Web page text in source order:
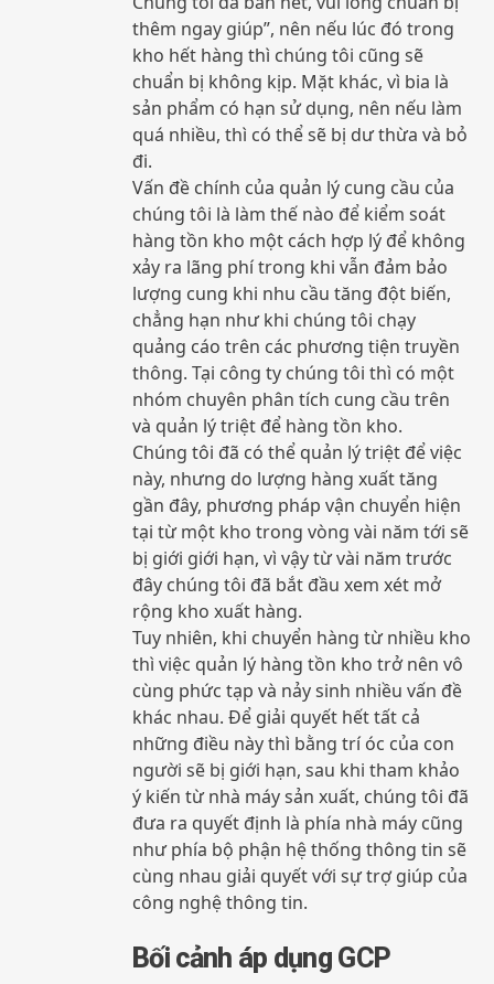
thêm ngay giúp”, nên nếu lúc đó trong
kho hết hàng thì chúng tôi cũng sẽ
chuẩn bị không kịp. Mặt khác, vì bia là
sản phẩm có hạn sử dụng, nên nếu làm
quá nhiều, thì có thể sẽ bị dư thừa và bỏ
đi.
Vấn đề chính của quản lý cung cầu của
chúng tôi là làm thế nào để kiểm soát
hàng tồn kho một cách hợp lý để không
xảy ra lãng phí trong khi vẫn đảm bảo
lượng cung khi nhu cầu tăng đột biến,
chẳng hạn như khi chúng tôi chạy
quảng cáo trên các phương tiện truyền
thông. Tại công ty chúng tôi thì có một
nhóm chuyên phân tích cung cầu trên
và quản lý triệt để hàng tồn kho.
Chúng tôi đã có thể quản lý triệt để việc
này, nhưng do lượng hàng xuất tăng
gần đây, phương pháp vận chuyển hiện
tại từ một kho trong vòng vài năm tới sẽ
bị giới giới hạn, vì vậy từ vài năm trước
đây chúng tôi đã bắt đầu xem xét mở
rộng kho xuất hàng.
Tuy nhiên, khi chuyển hàng từ nhiều kho
thì việc quản lý hàng tồn kho trở nên vô
cùng phức tạp và nảy sinh nhiều vấn đề
khác nhau. Để giải quyết hết tất cả
những điều này thì bằng trí óc của con
người sẽ bị giới hạn, sau khi tham khảo
ý kiến từ nhà máy sản xuất, chúng tôi đã
đưa ra quyết định là phía nhà máy cũng
như phía bộ phận hệ thống thông tin sẽ
cùng nhau giải quyết với sự trợ giúp của
công nghệ thông tin.
Bối cảnh áp dụng GCP